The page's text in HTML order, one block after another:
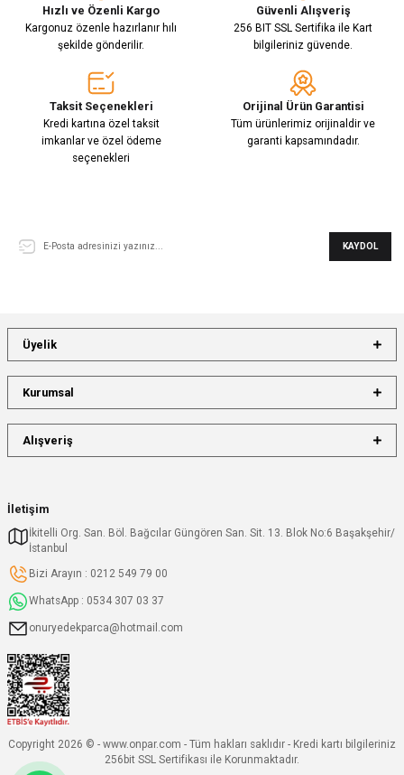
Hızlı ve Özenli Kargo
Kargonuz özenle hazırlanır hılı
şekilde gönderilir.
Güvenli Alışveriş
256 BIT SSL Sertifika ile Kart
bilgileriniz güvende.
Taksit Seçenekleri
Kredi kartına özel taksit
imkanlar ve özel ödeme
seçenekleri
Orijinal Ürün Garantisi
Tüm ürünlerimiz orijinaldir ve
garanti kapsamındadır.
KAYDOL
İletişim
İkitelli Org. San. Böl. Bağcılar Güngören San. Sit. 13. Blok No:6 Başakşehir/
İstanbul
Bizi Arayın : 0212 549 79 00
WhatsApp : 0534 307 03 37
onuryedekparca@hotmail.com
Üyelik
Kurumsal
Alışveriş
Copyright 2026 © - www.onpar.com - Tüm hakları saklıdır - Kredi kartı bilgileriniz
256bit SSL Sertifikası ile Korunmaktadır.